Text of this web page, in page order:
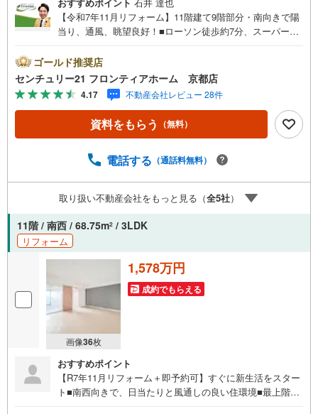
【令和7年11月リフォーム】11階建て9階部分・南向きで陽
当り、通風、眺望良好！■ローソン徒歩約7分、スーパーマ
ードレッサーやウォシュレット等室内設備充実■公園そばで
小さなお子様の遊び場にも困りません 特徴・バス停徒歩約
1分で移動も楽々・徒歩圏内に商業施設充実・総戸数688戸
の大規模マンション リフォーム内容・システムキッチン、
ユニットバス、シャンプードレッサー 交換・トイレ本
体・ウォシュレット 交換・フローリング貼替（DK、洋
貼替 立地・祥栄小学校まで徒歩約16分・洛南中学校まで徒
イナンシャルプランナーが資金計画をサポート！2.買い替
えなどにも対応できる売却専門チームあり！3.たくさんの
銀行と繋がりがあるため、最も低金利になるように審査が
可能！お気軽にお問合せください！
ゴールド推奨店
センチュリー21 フロンティアホーム 京都店
4.17 不動産会社レビュー 28件
資料をもらう （無料）
電話する （通話料無料）
取り扱い不動産会社をもっと見る（全5社）
11階 / 南西 / 68.75m2 / 3LDK
リフォーム
画像36枚
1,578万円
成約でもらえる
おすすめポイント
【R7年11月リフォーム＋即予約可】すぐに新生活をスター
ト■南西向きで、日当たりと風通しの良い住環境■最上階に